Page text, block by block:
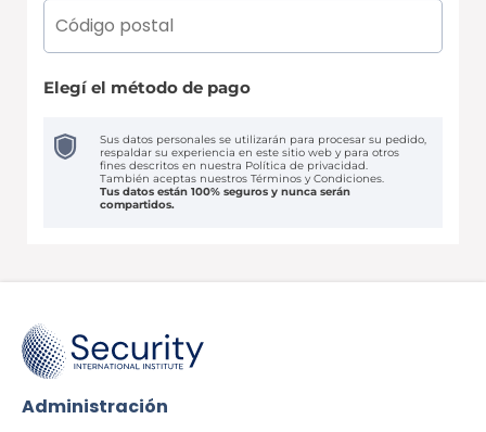
Elegí el método de pago
Sus datos personales se utilizarán para procesar su pedido,
respaldar su experiencia en este sitio web y para otros
fines descritos en nuestra Política de privacidad.
También aceptas nuestros Términos y Condiciones.
Tus datos están 100% seguros y nunca serán
compartidos.
Administración